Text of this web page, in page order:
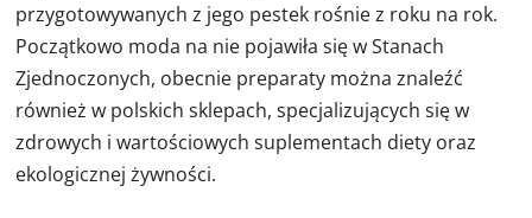
przygotowywanych z jego pestek rośnie z roku na rok.
Początkowo moda na nie pojawiła się w Stanach
Zjednoczonych, obecnie preparaty można znaleźć
również w polskich sklepach, specjalizujących się w
zdrowych i wartościowych suplementach diety oraz
ekologicznej żywności.